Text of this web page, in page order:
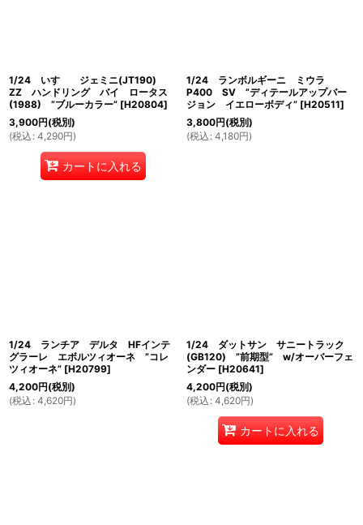
1/24 いすゞ ジェミニ(JT190)
ZZ ハンドリング バイ ロータス
(1988) ”ブルーカラー” [H20804]
3,900円(税別)
(税込 : 4,290円)
カートに入れる
1/24 ランボルギーニ ミウラ
P400 SV ”ディテールアップバー
ジョン イエローボディ” [H20511]
3,800円(税別)
(税込 : 4,180円)
1/24 ランチア デルタ HFインテ
グラーレ エボルツィオーネ ”コレ
ツィオーネ” [H20799]
4,200円(税別)
(税込 : 4,620円)
1/24 ダットサン サニートラック
(GB120) ”前期型” w/オーバーフェ
ンダー [H20641]
4,200円(税別)
(税込 : 4,620円)
カートに入れる